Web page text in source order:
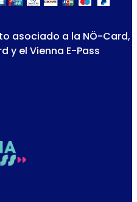
asociado a la NÖ-Card,
y el Vienna E-Pass